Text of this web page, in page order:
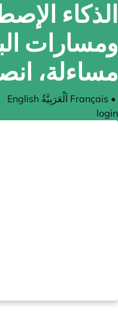
الذكاء
ومسارات
مساءلة،
English اَلْعَرَبِيَّةُ Français •
login